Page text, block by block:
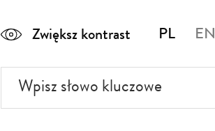
Zwiększ kontrast PL EN
słowo
kluczowe